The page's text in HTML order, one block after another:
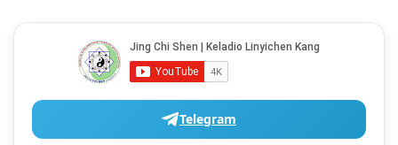
Telegram